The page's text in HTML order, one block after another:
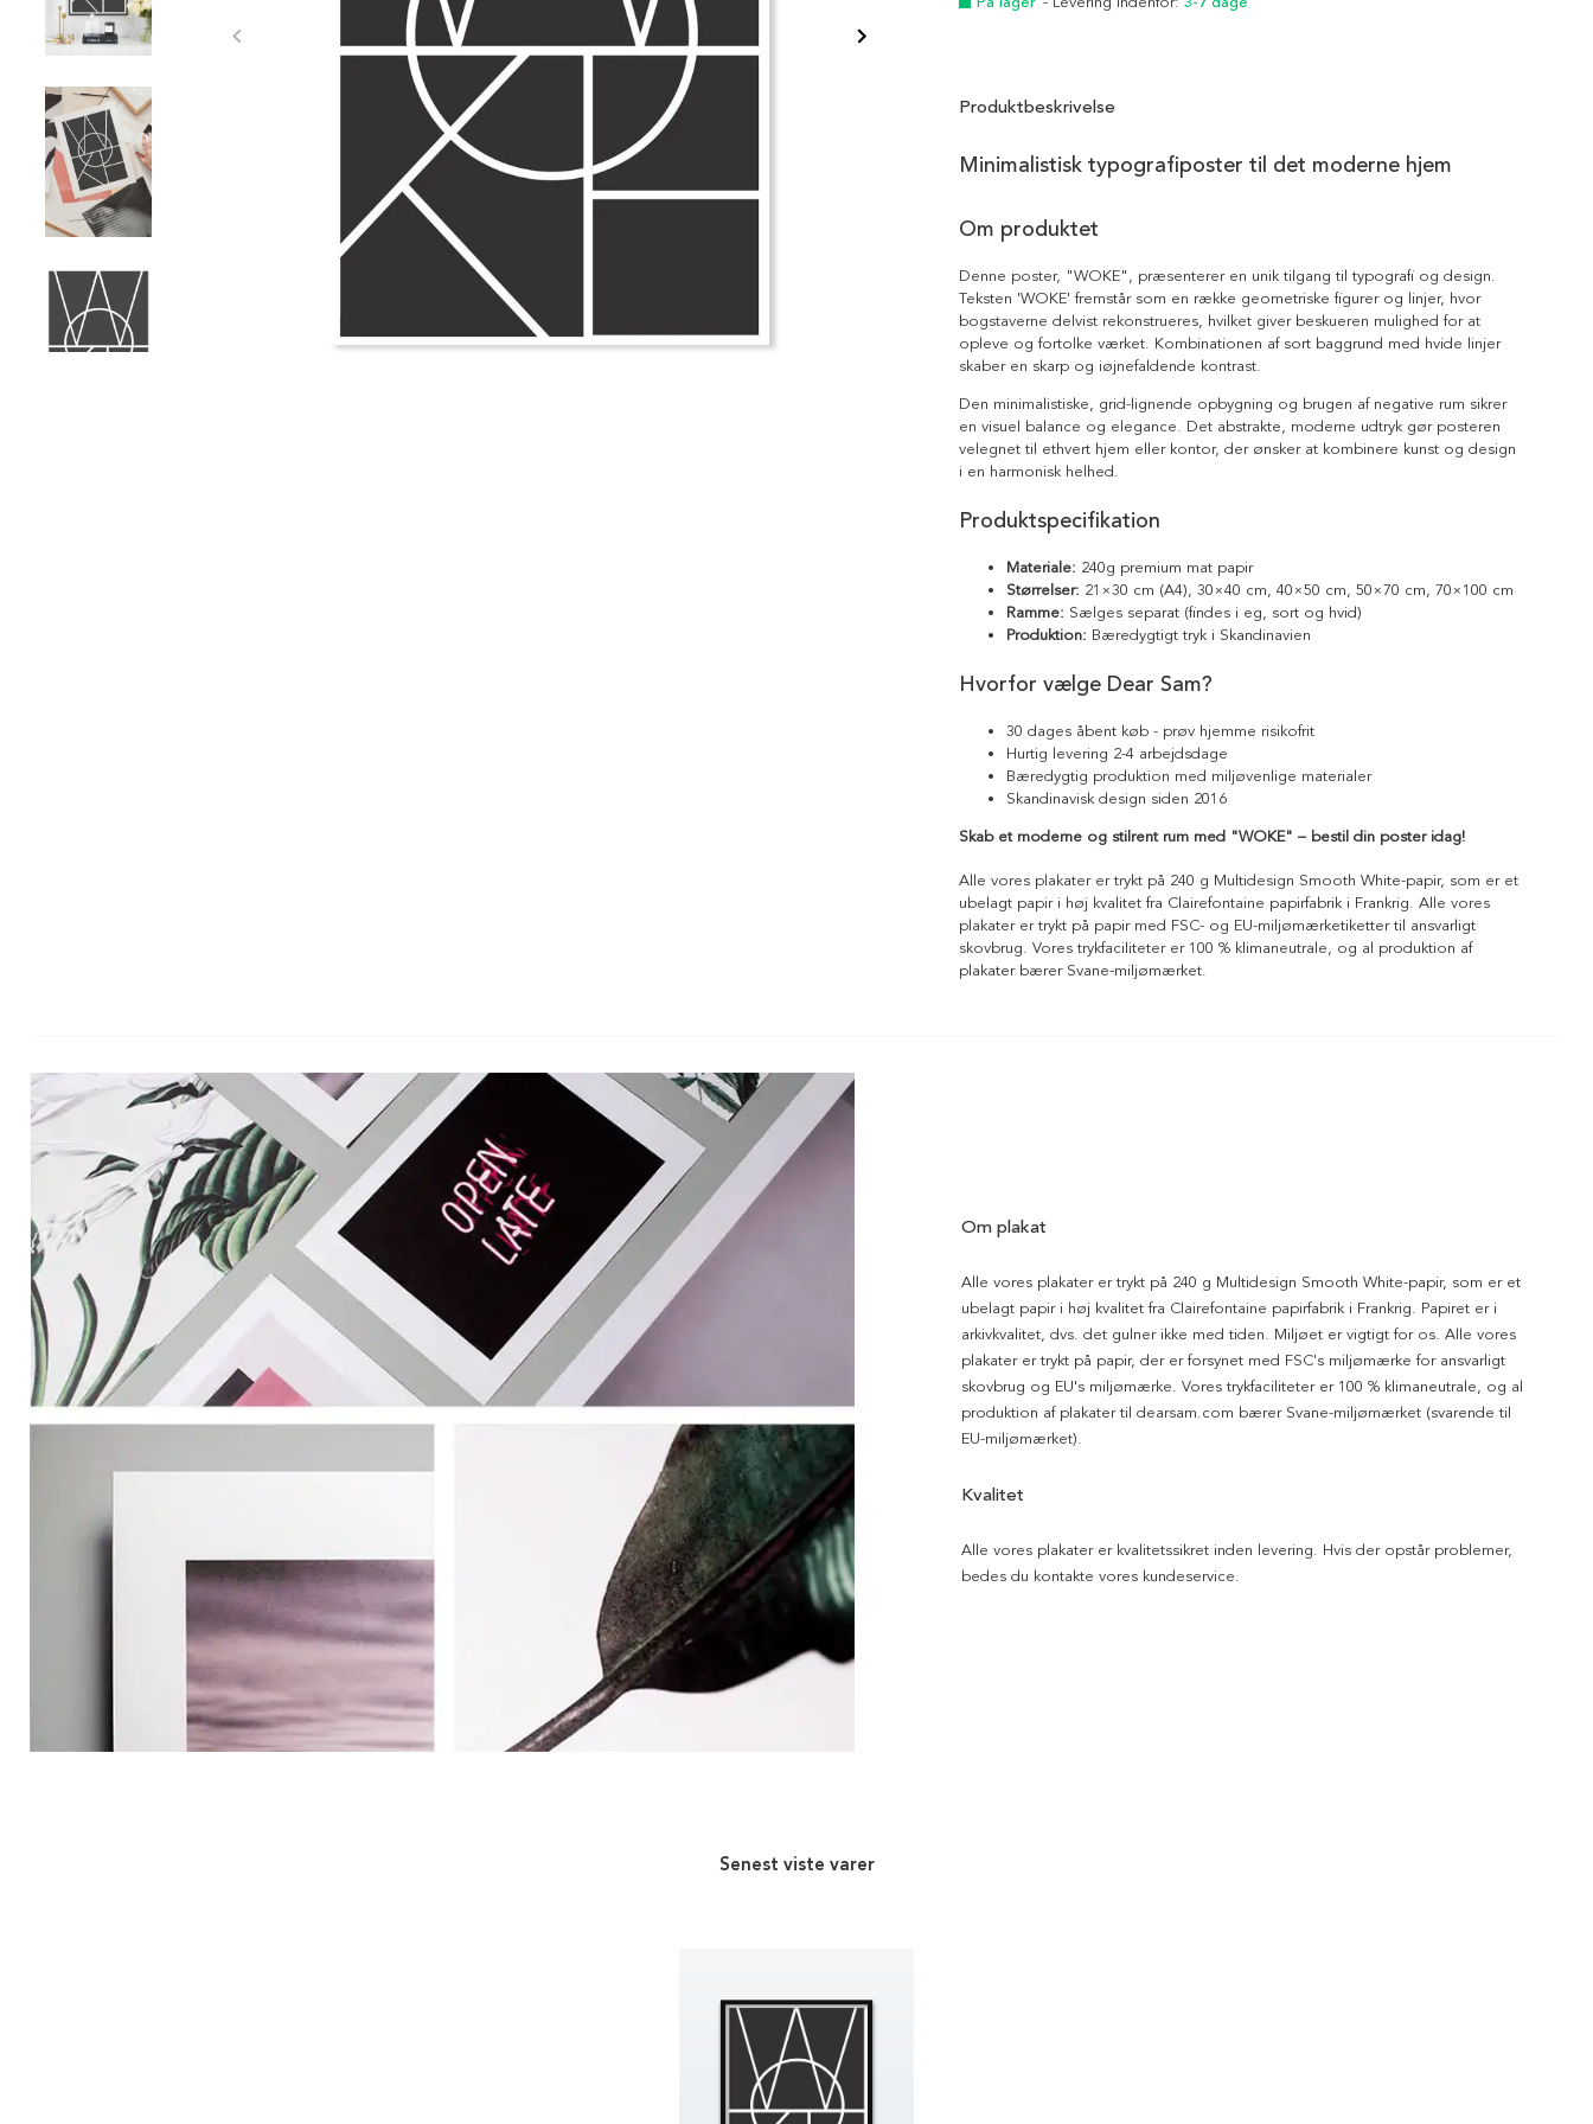
Produktbeskrivelse
Minimalistisk typografiposter til det moderne hjem
Om produktet
Denne poster, "WOKE", præsenterer en unik tilgang til typografi og design.
Teksten 'WOKE' fremstår som en række geometriske figurer og linjer, hvor
bogstaverne delvist rekonstrueres, hvilket giver beskueren mulighed for at
opleve og fortolke værket. Kombinationen af sort baggrund med hvide linjer
skaber en skarp og iøjnefaldende kontrast.
Den minimalistiske, grid-lignende opbygning og brugen af negative rum sikrer
en visuel balance og elegance. Det abstrakte, moderne udtryk gør posteren
velegnet til ethvert hjem eller kontor, der ønsker at kombinere kunst og design
i en harmonisk helhed.
Produktspecifikation
Materiale: 240g premium mat papir
Størrelser: 21×30 cm (A4), 30×40 cm, 40×50 cm, 50×70 cm, 70×100 cm
Ramme: Sælges separat (findes i eg, sort og hvid)
Produktion: Bæredygtigt tryk i Skandinavien
Hvorfor vælge Dear Sam?
30 dages åbent køb - prøv hjemme risikofrit
Hurtig levering 2-4 arbejdsdage
Bæredygtig produktion med miljøvenlige materialer
Skandinavisk design siden 2016
Skab et moderne og stilrent rum med "WOKE" – bestil din poster idag!
Alle vores plakater er trykt på 240 g Multidesign Smooth White-papir, som er et
ubelagt papir i høj kvalitet fra Clairefontaine papirfabrik i Frankrig. Alle vores
plakater er trykt på papir med FSC- og EU-miljømærketiketter til ansvarligt
skovbrug. Vores trykfaciliteter er 100 % klimaneutrale, og al produktion af
plakater bærer Svane-miljømærket.
Om plakat
Alle vores plakater er trykt på 240 g Multidesign Smooth White-papir, som er et
ubelagt papir i høj kvalitet fra Clairefontaine papirfabrik i Frankrig. Papiret er i
arkivkvalitet, dvs. det gulner ikke med tiden. Miljøet er vigtigt for os. Alle vores
plakater er trykt på papir, der er forsynet med FSC's miljømærke for ansvarligt
skovbrug og EU's miljømærke. Vores trykfaciliteter er 100 % klimaneutrale, og al
produktion af plakater til dearsam.com bærer Svane-miljømærket (svarende til
EU-miljømærket).
Kvalitet
Alle vores plakater er kvalitetssikret inden levering. Hvis der opstår problemer,
bedes du kontakte vores kundeservice.
Senest viste varer